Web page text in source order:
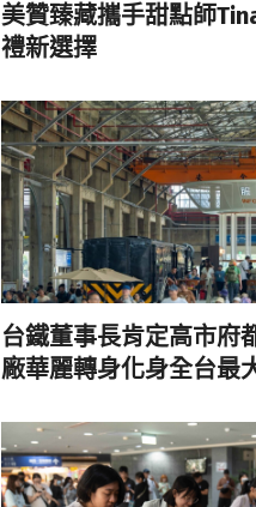
美贊臻藏攜手甜點師
禮新選擇
台鐵董事長肯定高市府
廠華麗轉身化身全台最